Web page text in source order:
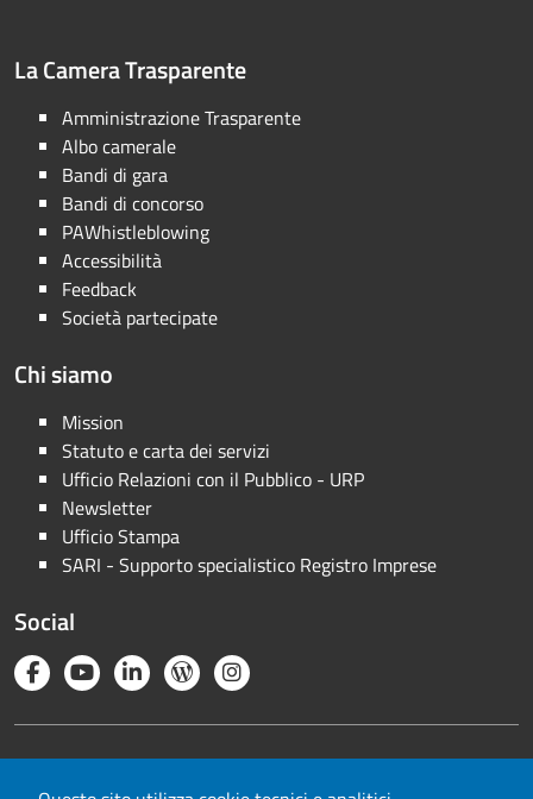
La Camera Trasparente
Amministrazione Trasparente
Albo camerale
Bandi di gara
Bandi di concorso
PAWhistleblowing
Accessibilità
Feedback
Società partecipate
Chi siamo
Mission
Statuto e carta dei servizi
Ufficio Relazioni con il Pubblico - URP
Newsletter
Ufficio Stampa
SARI - Supporto specialistico Registro Imprese
Social
Note legali